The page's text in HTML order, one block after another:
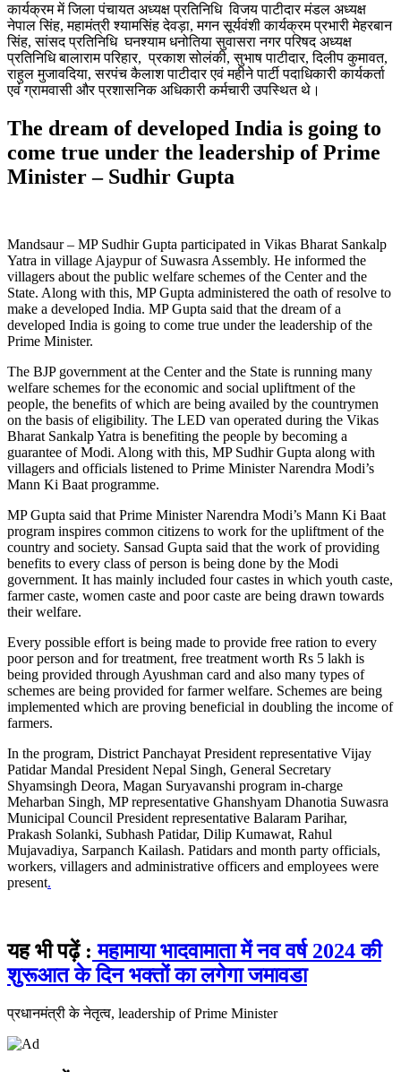
कार्यक्रम में जिला पंचायत अध्यक्ष प्रतिनिधि विजय पाटीदार मंडल अध्यक्ष
नेपाल सिंह, महामंत्री श्यामसिंह देवड़ा, मगन सूर्यवंशी कार्यक्रम प्रभारी मेहरबान
सिंह, सांसद प्रतिनिधि घनश्याम धनोतिया सुवासरा नगर परिषद अध्यक्ष
प्रतिनिधि बालाराम परिहार, प्रकाश सोलंकी, सुभाष पाटीदार, दिलीप कुमावत,
राहुल मुजावदिया, सरपंच कैलाश पाटीदार एवं महीने पार्टी पदाधिकारी कार्यकर्ता
एवं ग्रामवासी और प्रशासनिक अधिकारी कर्मचारी उपस्थित थे।
The dream of developed India is going to
come true under the leadership of Prime
Minister – Sudhir Gupta
Mandsaur – MP Sudhir Gupta participated in Vikas Bharat Sankalp
Yatra in village Ajaypur of Suwasra Assembly. He informed the
villagers about the public welfare schemes of the Center and the
State. Along with this, MP Gupta administered the oath of resolve to
make a developed India. MP Gupta said that the dream of a
developed India is going to come true under the leadership of the
Prime Minister.
The BJP government at the Center and the State is running many
welfare schemes for the economic and social upliftment of the
people, the benefits of which are being availed by the countrymen
on the basis of eligibility. The LED van operated during the Vikas
Bharat Sankalp Yatra is benefiting the people by becoming a
guarantee of Modi. Along with this, MP Sudhir Gupta along with
villagers and officials listened to Prime Minister Narendra Modi’s
Mann Ki Baat programme.
MP Gupta said that Prime Minister Narendra Modi’s Mann Ki Baat
program inspires common citizens to work for the upliftment of the
country and society. Sansad Gupta said that the work of providing
benefits to every class of person is being done by the Modi
government. It has mainly included four castes in which youth caste,
farmer caste, women caste and poor caste are being drawn towards
their welfare.
Every possible effort is being made to provide free ration to every
poor person and for treatment, free treatment worth Rs 5 lakh is
being provided through Ayushman card and also many types of
schemes are being provided for farmer welfare. Schemes are being
implemented which are proving beneficial in doubling the income of
farmers.
In the program, District Panchayat President representative Vijay
Patidar Mandal President Nepal Singh, General Secretary
Shyamsingh Deora, Magan Suryavanshi program in-charge
Meharban Singh, MP representative Ghanshyam Dhanotia Suwasra
Municipal Council President representative Balaram Parihar,
Prakash Solanki, Subhash Patidar, Dilip Kumawat, Rahul
Mujavadiya, Sarpanch Kailash. Patidars and month party officials,
workers, villagers and administrative officers and employees were
present.
यह भी पढ़ें : महामाया भादवामाता में नव वर्ष 2024 की
शुरूआत के दिन भक्तों का लगेगा जमावडा
प्रधानमंत्री के नेतृत्व, leadership of Prime Minister